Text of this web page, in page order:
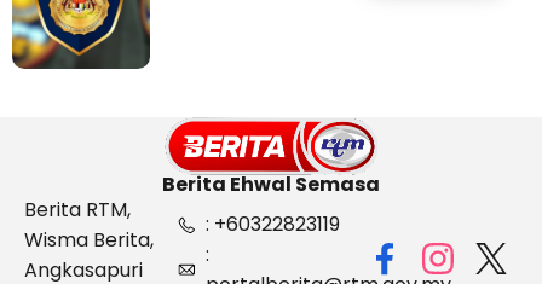
Berita Ehwal Semasa
Berita RTM,
Wisma Berita,
Angkasapuri
: +60322823119
: